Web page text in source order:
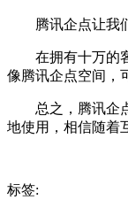
腾讯企点让我们
在拥有十万的客
像腾讯企点空间，
总之，腾讯企点
地使用，相信随着
标签: